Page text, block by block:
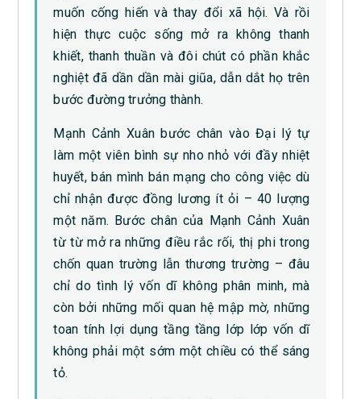
muốn cống hiến và thay đổi xã hội. Và rồi
hiện thực cuộc sống mở ra không thanh
khiết, thanh thuần và đôi chút có phần khắc
nghiệt đã dần dần mài giũa, dẫn dắt họ trên
bước đường trưởng thành.
Mạnh Cảnh Xuân bước chân vào Đại lý tự
làm một viên bình sự nho nhỏ với đầy nhiệt
huyết, bán mình bán mạng cho công việc dù
chỉ nhận được đồng lương ít ỏi – 40 lượng
một năm. Bước chân của Mạnh Cảnh Xuân
từ từ mở ra những điều rắc rối, thị phi trong
chốn quan trường lẫn thương trường – đâu
chỉ do tình lý vốn dĩ không phân minh, mà
còn bởi những mối quan hệ mập mờ, những
toan tính lợi dụng tầng tầng lớp lớp vốn dĩ
không phải một sớm một chiều có thể sáng
tỏ.